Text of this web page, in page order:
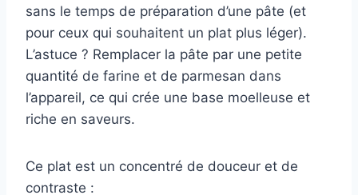
sans le temps de préparation d’une pâte (et
pour ceux qui souhaitent un plat plus léger).
L’astuce ? Remplacer la pâte par une petite
quantité de farine et de parmesan dans
l’appareil, ce qui crée une base moelleuse et
riche en saveurs.
Ce plat est un concentré de douceur et de
contraste :